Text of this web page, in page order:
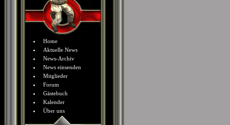
Home
Aktuelle News
News-Archiv
News einsenden
Mitglieder
Forum
Gästebuch
Kalender
Über uns